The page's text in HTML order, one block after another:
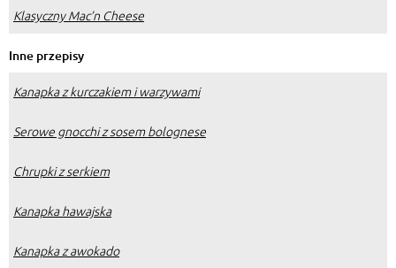
Klasyczny Mac’n Cheese
Inne przepisy
Kanapka z kurczakiem i warzywami
Serowe gnocchi z sosem bolognese
Chrupki z serkiem
Kanapka hawajska
Kanapka z awokado